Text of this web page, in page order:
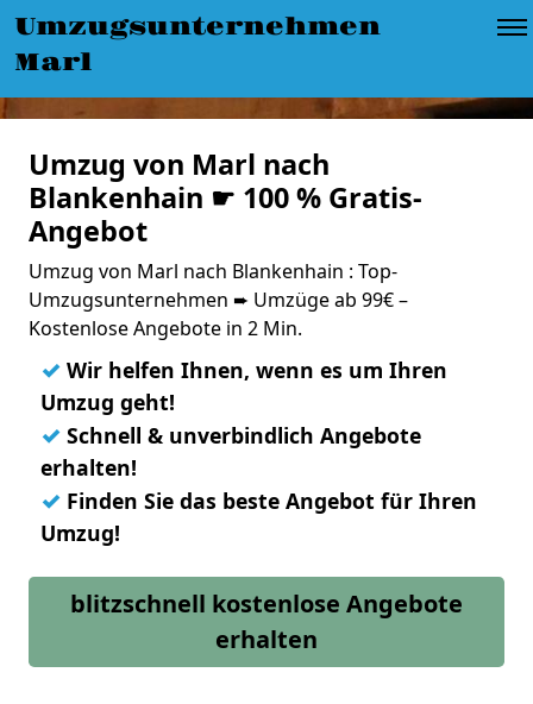
Umzugsunternehmen
Marl
Umzug von Marl nach
Blankenhain ☛ 100 % Gratis-
Angebot
Umzug von Marl nach Blankenhain : Top-
Umzugsunternehmen ➨ Umzüge ab 99€ –
Kostenlose Angebote in 2 Min.
✓ Wir helfen Ihnen, wenn es um Ihren
Umzug geht!
✓ Schnell & unverbindlich Angebote
erhalten!
✓ Finden Sie das beste Angebot für Ihren
Umzug!
blitzschnell kostenlose Angebote
erhalten